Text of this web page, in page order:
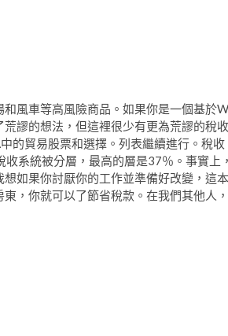
風車等高風險商品。如果你是一個基於
謬的想法，但這裡很少有更為荒謬的稅收
的貿易股票和選擇。列表繼續進行。稅收
系統被分層，最高的層是37％。事實上，
如果你討厭你的工作並準備好改變，這本
，你就可以了節省稅款。在我們其他人，